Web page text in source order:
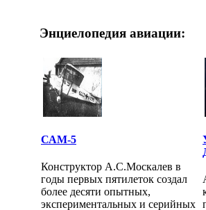
Энциелопедия авиации:
САМ-5
Конструктор А.С.Москалев в
годы первых пятилеток создал
более десяти опытных,
экспериментальных и серийных